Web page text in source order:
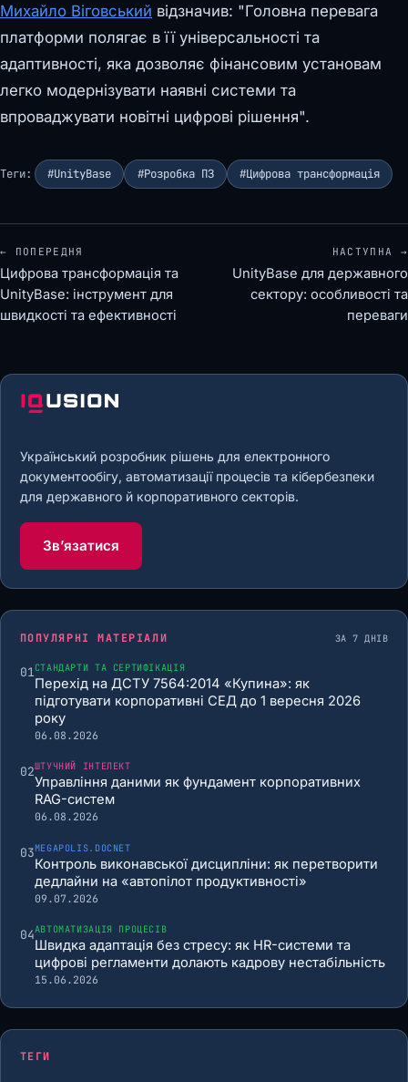
Михайло Віговський відзначив: "Головна перевага
платформи полягає в її універсальності та
адаптивності, яка дозволяє фінансовим установам
легко модернізувати наявні системи та
впроваджувати новітні цифрові рішення".
Теги: #UnityBase #Розробка ПЗ #Цифрова трансформація
← ПОПЕРЕДНЯ
Цифрова трансформація та
UnityBase: інструмент для
швидкості та ефективності
НАСТУПНА →
UnityBase для державного
сектору: особливості та
переваги
Український розробник рішень для електронного
документообігу, автоматизації процесів та кібербезпеки
для державного й корпоративного секторів.
Звʼязатися
ПОПУЛЯРНІ МАТЕРІАЛИ ЗА 7 ДНІВ
01СТАНДАРТИ ТА СЕРТИФІКАЦІЯ
Перехід на ДСТУ 7564:2014 «Купина»: як
підготувати корпоративні СЕД до 1 вересня 2026
року
06.08.2026
02ШТУЧНИЙ ІНТЕЛЕКТ
Управління даними як фундамент корпоративних
RAG-систем
06.08.2026
03MEGAPOLIS.DOCNET
Контроль виконавської дисципліни: як перетворити
дедлайни на «автопілот продуктивності»
09.07.2026
04АВТОМАТИЗАЦІЯ ПРОЦЕСІВ
Швидка адаптація без стресу: як HR-системи та
цифрові регламенти долають кадрову нестабільність
15.06.2026
ТЕГИ